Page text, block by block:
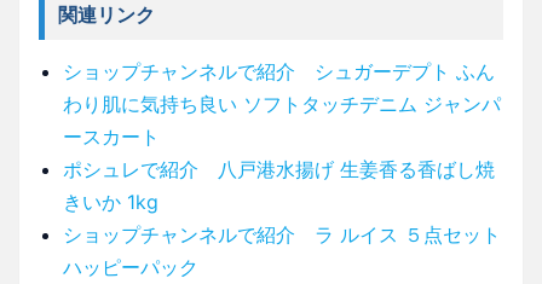
関連リンク
ショップチャンネルで紹介 シュガーデプト ふん
わり肌に気持ち良い ソフトタッチデニム ジャンパ
ースカート
ポシュレで紹介 八戸港水揚げ 生姜香る香ばし焼
きいか 1kg
ショップチャンネルで紹介 ラ ルイス ５点セット
ハッピーパック